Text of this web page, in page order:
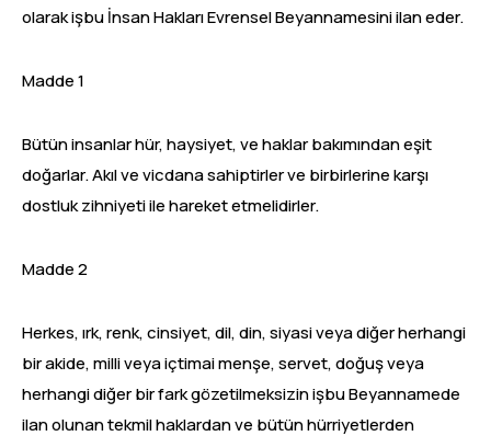
olarak işbu İnsan Hakları Evrensel Beyannamesini ilan eder.
Madde 1
Bütün insanlar hür, haysiyet, ve haklar bakımından eşit
doğarlar. Akıl ve vicdana sahiptirler ve birbirlerine karşı
dostluk zihniyeti ile hareket etmelidirler.
Madde 2
Herkes, ırk, renk, cinsiyet, dil, din, siyasi veya diğer herhangi
bir akide, milli veya içtimai menşe, servet, doğuş veya
herhangi diğer bir fark gözetilmeksizin işbu Beyannamede
ilan olunan tekmil haklardan ve bütün hürriyetlerden